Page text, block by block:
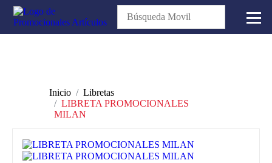
Inicio
Libretas
LIBRETA PROMOCIONALES
MILAN